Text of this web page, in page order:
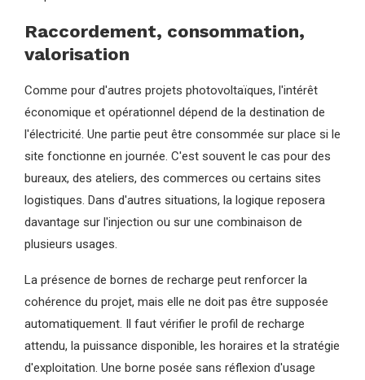
Raccordement, consommation,
valorisation
Comme pour d'autres projets photovoltaïques, l'intérêt
économique et opérationnel dépend de la destination de
l'électricité. Une partie peut être consommée sur place si le
site fonctionne en journée. C'est souvent le cas pour des
bureaux, des ateliers, des commerces ou certains sites
logistiques. Dans d'autres situations, la logique reposera
davantage sur l'injection ou sur une combinaison de
plusieurs usages.
La présence de bornes de recharge peut renforcer la
cohérence du projet, mais elle ne doit pas être supposée
automatiquement. Il faut vérifier le profil de recharge
attendu, la puissance disponible, les horaires et la stratégie
d'exploitation. Une borne posée sans réflexion d'usage